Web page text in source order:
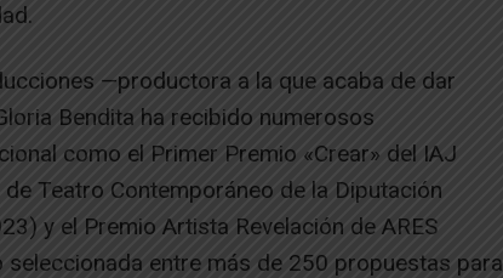
—productora a la que acaba de dar
Bendita ha recibido numerosos
como el Primer Premio «Crear» del IAJ
Teatro Contemporáneo de la Diputación
y el Premio Artista Revelación de ARES
seleccionada entre más de 250 propuestas para